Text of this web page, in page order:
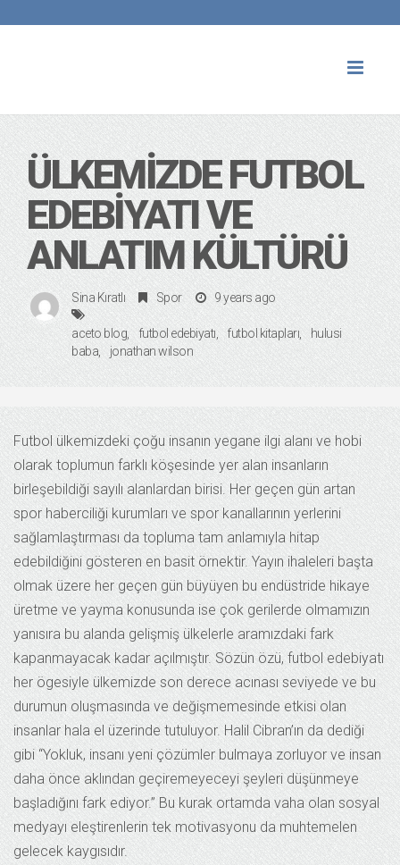
ÜLKEMIZDE FUTBOL
EDEBIYATI VE
ANLATIM KÜLTÜRÜ
Sina Kıratlı Spor 9 years ago
aceto blog futbol edebiyatı futbol kitapları
hulusi
baba
jonathan wilson
Futbol ülkemizdeki çoğu insanın yegane ilgi alanı ve hobi
olarak toplumun farklı köşesinde yer alan insanların
birleşebildiği sayılı alanlardan birisi. Her geçen gün artan
spor haberciliği kurumları ve spor kanallarının yerlerini
sağlamlaştırması da topluma tam anlamıyla hitap
edebildiğini gösteren en basit örnektir. Yayın ihaleleri başta
olmak üzere her geçen gün büyüyen bu endüstride hikaye
üretme ve yayma konusunda ise çok gerilerde olmamızın
yanısıra bu alanda gelişmiş ülkelerle aramızdaki fark
kapanmayacak kadar açılmıştır. Sözün özü, futbol edebiyatı
her ögesiyle ülkemizde son derece acınası seviyede ve bu
durumun oluşmasında ve değişmemesinde etkisi olan
insanlar hala el üzerinde tutuluyor. Halil Cibran’ın da dediği
gibi “Yokluk, insanı yeni çözümler bulmaya zorluyor ve insan
daha önce aklından geçiremeyeceyi şeyleri düşünmeye
başladığını fark ediyor.” Bu kurak ortamda vaha olan sosyal
medyayı eleştirenlerin tek motivasyonu da muhtemelen
gelecek kaygısıdır.